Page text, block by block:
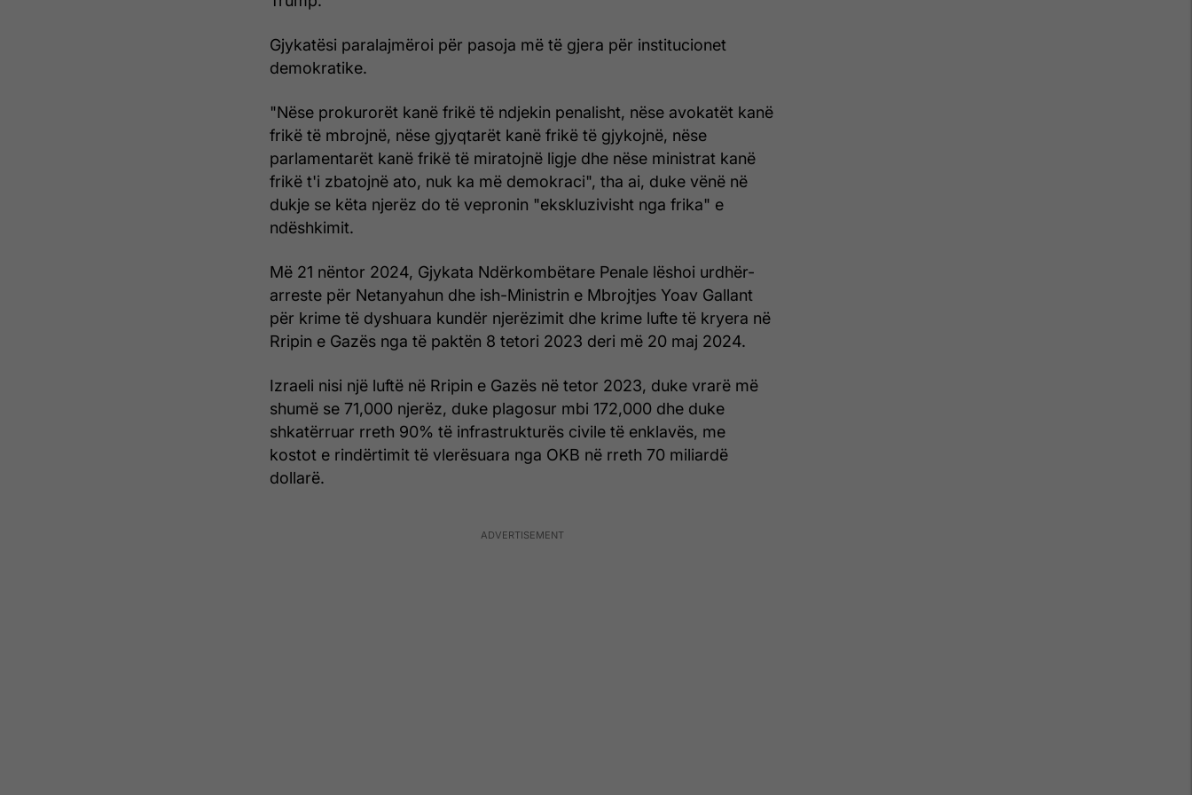
Gjykatësi paralajmëroi për pasoja më të gjera për institucionet
demokratike.
"Nëse prokurorët kanë frikë të ndjekin penalisht, nëse avokatët kanë
frikë të mbrojnë, nëse gjyqtarët kanë frikë të gjykojnë, nëse
parlamentarët kanë frikë të miratojnë ligje dhe nëse ministrat kanë
frikë t'i zbatojnë ato, nuk ka më demokraci", tha ai, duke vënë në
dukje se këta njerëz do të vepronin "ekskluzivisht nga frika" e
ndëshkimit.
Më 21 nëntor 2024, Gjykata Ndërkombëtare Penale lëshoi urdhër-
arreste për Netanyahun dhe ish-Ministrin e Mbrojtjes Yoav Gallant
për krime të dyshuara kundër njerëzimit dhe krime lufte të kryera në
Rripin e Gazës nga të paktën 8 tetori 2023 deri më 20 maj 2024.
Izraeli nisi një luftë në Rripin e Gazës në tetor 2023, duke vrarë më
shumë se 71,000 njerëz, duke plagosur mbi 172,000 dhe duke
shkatërruar rreth 90% të infrastrukturës civile të enklavës, me
kostot e rindërtimit të vlerësuara nga OKB në rreth 70 miliardë
dollarë.